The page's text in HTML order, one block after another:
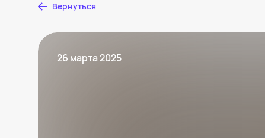
Вернуться
26 марта 2025